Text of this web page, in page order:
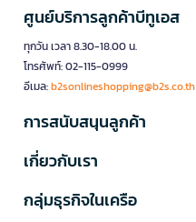
ศูนย์บริการลูกค้าบีทูเอส
ทุกวัน เวลา 8.30-18.00 น.
โทรศัพท์: 02-115-0999
อีเมล:b2sonlineshopping@b2s.co.th
การสนับสนุนลูกค้า
เกี่ยวกับเรา
กลุ่มธุรกิจในเครือ